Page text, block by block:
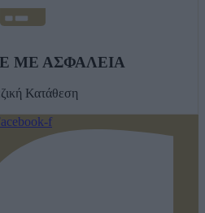
ΜΕ ΑΣΦΑΛΕΙΑ
Κατάθεση
f